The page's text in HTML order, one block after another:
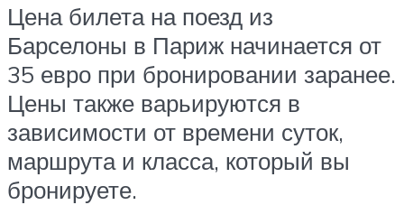
Цена билета на поезд из
Барселоны в Париж начинается от
35 евро при бронировании заранее.
Цены также варьируются в
зависимости от времени суток,
маршрута и класса, который вы
бронируете.